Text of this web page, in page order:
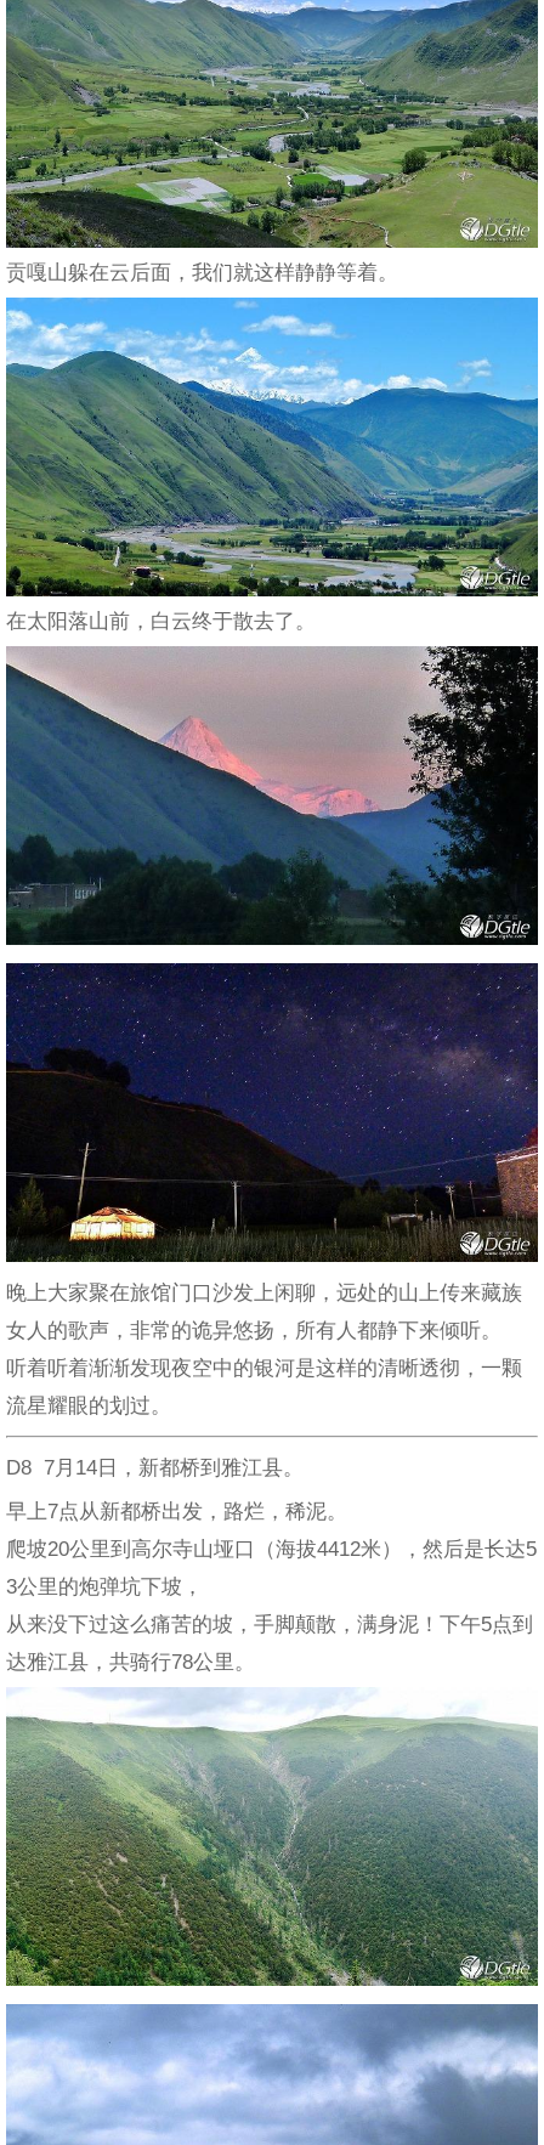
贡嘎山躲在云后面，我们就这样静静等着。
在太阳落山前，白云终于散去了。
晚上大家聚在旅馆门口沙发上闲聊，远处的山上传来藏族
女人的歌声，非常的诡异悠扬，所有人都静下来倾听。
听着听着渐渐发现夜空中的银河是这样的清晰透彻，一颗
流星耀眼的划过。
D8 7月14日，新都桥到雅江县。
早上7点从新都桥出发，路烂，稀泥。
爬坡20公里到高尔寺山垭口（海拔4412米），然后是长达5
3公里的炮弹坑下坡，
从来没下过这么痛苦的坡，手脚颠散，满身泥！下午5点到
达雅江县，共骑行78公里。